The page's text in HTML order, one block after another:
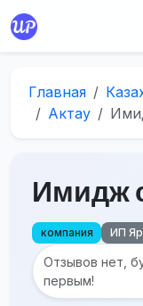
Главная
Актау
Имидж
компания ИП
Отзывов нет,
первым!